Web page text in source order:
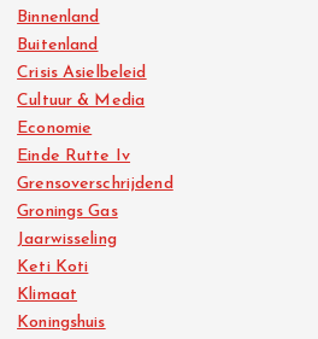
Binnenland
Buitenland
Crisis Asielbeleid
Cultuur & Media
Economie
Einde Rutte Iv
Grensoverschrijdend
Gronings Gas
Jaarwisseling
Keti Koti
Klimaat
Koningshuis